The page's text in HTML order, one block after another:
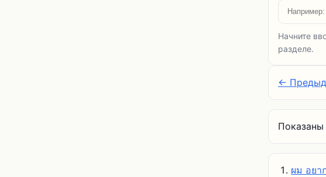
Начните
разделе.
←
Показаны
ผม อยา